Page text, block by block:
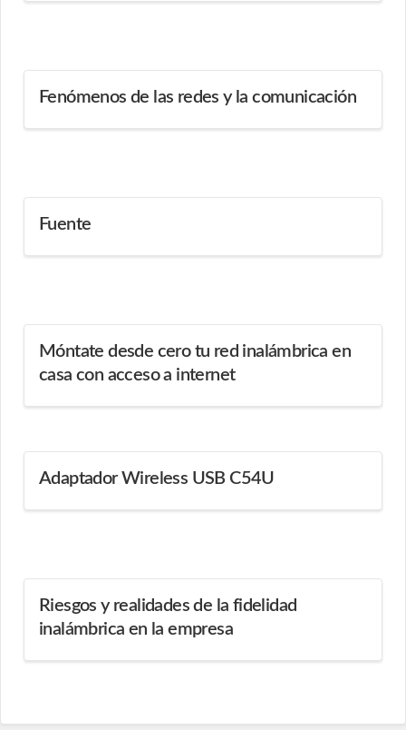
Fenómenos de las redes y la comunicación
Fuente
Móntate desde cero tu red inalámbrica en
casa con acceso a internet
Adaptador Wireless USB C54U
Riesgos y realidades de la fidelidad
inalámbrica en la empresa